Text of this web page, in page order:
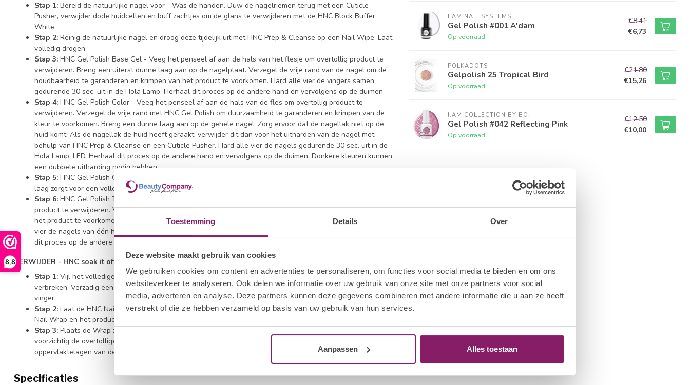
Toestemming Details Over
Deze website maakt gebruik van cookies
We gebruiken cookies om content en advertenties te personaliseren, om functies voor social media te bieden en om ons
websiteverkeer te analyseren. Ook delen we informatie over uw gebruik van onze site met onze partners voor social
media, adverteren en analyse. Deze partners kunnen deze gegevens combineren met andere informatie die u aan ze heeft
verstrekt of die ze hebben verzameld op basis van uw gebruik van hun services.
Aanpassen Alles toestaan
8,8
Stap 1: Bereid de natuurlijke nagel voor - Was de handen. Duw de nagelriemen terug met een Cuticle
Pusher, verwijder dode huidcellen en buff zachtjes om de glans te verwijderen met de HNC Block Buffer
White.
Stap 2: Reinig de natuurlijke nagel en droog deze tijdelijk uit met HNC Prep & Cleanse op een Nail Wipe. Laat
volledig drogen.
Stap 3: HNC Gel Polish Base Gel - Veeg het penseel af aan de hals van het flesje om overtollig product te
verwijderen. Breng een uiterst dunne laag aan op de nagelplaat. Verzegel de vrije rand van de nagel om de
houdbaarheid te garanderen en krimpen van het product te voorkomen. Hard alle vier de vingers samen
gedurende 30 sec. uit in de Hola Lamp. Herhaal dit proces op de andere hand en vervolgens op de duimen.
Stap 4: HNC Gel Polish Color - Veeg het penseel af aan de hals van de fles om overtollig product te
verwijderen. Verzegel de vrije rand met HNC Gel Polish om duurzaamheid te garanderen en krimpen van de
kleur te voorkomen. Breng een dunne laag aan op de gehele nagel. Zorg ervoor dat de nagellak niet op de
huid komt. Als de nagellak de huid heeft geraakt, verwijder dit dan voor het uitharden van de nagel met
behulp van HNC Prep & Cleanse en een Cuticle Pusher. Hard alle vier de nagels gedurende 30 sec. uit in de
Hola Lamp. LED. Herhaal dit proces op de andere hand en vervolgens op de duimen. Donkere kleuren kunnen
een dubbele uitharding nodig hebben.
Stap 5: HNC Gel Polish Color - Breng een tweede dunne laag gellak aan volgens hetzelfde proces. Deze
laag zorgt voor een volledige dekking.
Stap 6: HNC Gel Polish Top Gel naar keuze - Veeg het penseel af aan de hals van het flesje om overtollig
product te verwijderen. Verzegel de vrije rand van de nagel om duurzaamheid te garanderen en krimpen van
het product te voorkomen. Breng een dunne laag HNC Gel Polish Top Gel aan op elk nageloppervlak van alle
vier de nagels van één hand. Hard alle vier de nagels gedurende 30 seconden uit in de Hola Lamp. Herhaal
dit proces op de andere hand en vervolgens op de duimen.
VERWIJDER - HNC soak it off remover
Stap 1: Vijl het volledige nageloppervlak met de HNC Halfmoon File om de verzegeling van elke nagel te
verbreken. Verzadig een HNC Nagel Wrap met HNC Soak It Off Remover en bevestig de Wrap stevig om de
vinger.
Stap 2: Laat de HNC Nail Wrap tien minuten om de vinger zitten. Trek met een draaiende beweging de HNC
Nail Wrap en het product van de nagel.
Stap 3: Plaats de Wrap zo nodig nog iets langer terug om overtollige gellak te verwijderen. Verwijder
voorzichtig de overtollige Gel Polish met behulp van een Cuticle Pusher. Wees voorzichtig dat je niet de
oppervlaktelagen van de natuurlijke nagelplaat weg schraapt.
Specificaties
I.AM NAIL SYSTEMS
Gel Polish #001 A'dam
Op voorraad
€8,41
€6,73
POLKADOTS
Gelpolish 25 Tropical Bird
Op voorraad
€21,80
€15,26
I.AM COLLECTION BY BO.
Gel Polish #042 Reflecting Pink
Op voorraad
€12,50
€10,00